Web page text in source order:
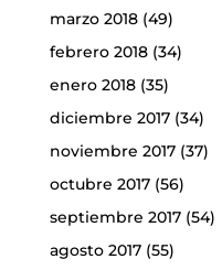
marzo 2018(49)
febrero 2018(34)
enero 2018(35)
diciembre 2017(34)
noviembre 2017(37)
octubre 2017(56)
septiembre 2017(54)
agosto 2017(55)